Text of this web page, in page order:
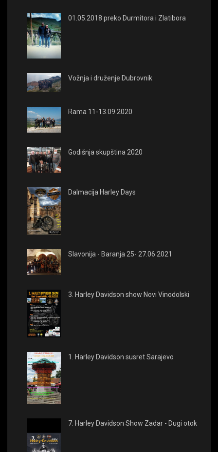
01.05.2018 preko Durmitora i Zlatibora
Vožnja i druženje Dubrovnik
Rama 11-13.09.2020
Godišnja skupština 2020
Dalmacija Harley Days
Slavonija - Baranja 25- 27.06 2021
3. Harley Davidson show Novi Vinodolski
1. Harley Davidson susret Sarajevo
7. Harley Davidson Show Zadar - Dugi otok